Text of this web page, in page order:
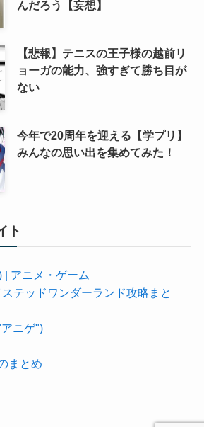
んだろう【妄想】
【悲報】テニスの王子様の越前リ
ョーガの能力、強すぎて勝ち目が
ない
今年で20周年を迎える【学プリ】
みんなの思い出を集めてみた！
ト
| アニメ・ゲーム
テッドワンダーランド攻略まと
ニゲ")
まとめ